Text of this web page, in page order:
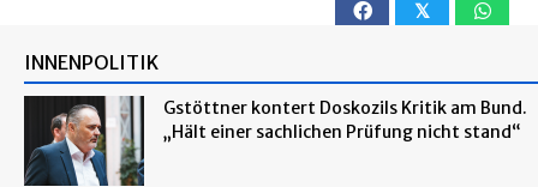
𝕏
INNENPOLITIK
Gstöttner kontert Doskozils Kritik am Bund.
„Hält einer sachlichen Prüfung nicht stand“